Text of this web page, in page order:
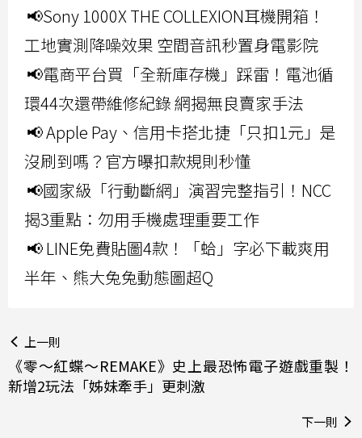
📢Sony 1000X THE COLLEXION耳機開箱！
工地實測降噪效果 空間音訊秒置身電影院
📢電商平台買「全新庫存機」踩雷！電池循
環44次還帶維修紀錄 網揭無良賣家手法
📢 Apple Pay、信用卡搭北捷「只扣1元」是
沒刷到嗎？官方曝扣款規則秒懂
📢國家級「行動斷網」演習完整指引！NCC
揭3重點：勿用手機處理重要工作
📢 LINE免費貼圖4款！「蛤」字必下載爽用
半年、熊大兔兔動態圖超Q
上一則
《零～紅蝶～REMAKE》史上最恐怖電子遊戲重製！
新增2玩法「姊妹牽手」更刺激
下一則